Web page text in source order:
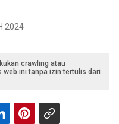
2024
crawling atau
ini tanpa izin tertulis dari